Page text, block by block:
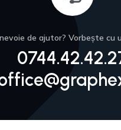
de ajutor? Vorbește cu